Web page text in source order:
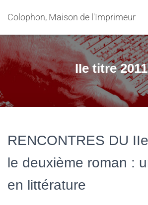
Colophon, Maison de l'Imprimeur
IIe titre 2011
RENCONTRES DU
le deuxième roman :
en littérature